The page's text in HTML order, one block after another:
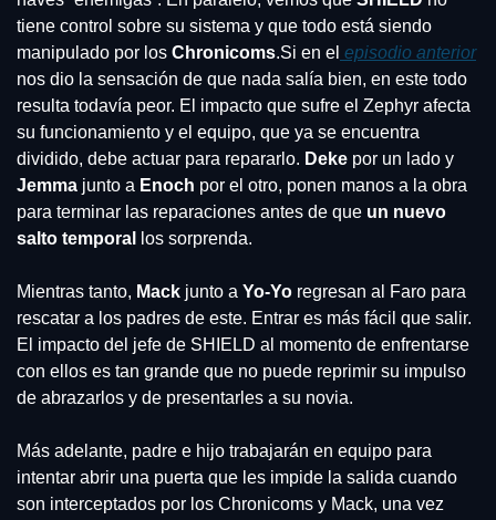
tiene control sobre su sistema y que todo está siendo
manipulado por los Chronicoms.Si en el episodio anterior
nos dio la sensación de que nada salía bien, en este todo
resulta todavía peor. El impacto que sufre el Zephyr afecta
su funcionamiento y el equipo, que ya se encuentra
dividido, debe actuar para repararlo. Deke
Jemma junto a Enoch por el otro, ponen manos a la obra
para terminar las reparaciones antes de que un nuevo
salto temporal
los sorprenda.
Mientras tanto, Mack junto a Yo-Yo regresan al Faro para
rescatar a los padres de este. Entrar es más fácil que salir.
El impacto del jefe de SHIELD al momento de enfrentarse
con ellos es tan grande que no puede reprimir su impulso
de abrazarlos y de presentarles a su novia.
Más adelante, padre e hijo trabajarán en equipo para
intentar abrir una puerta que les impide la salida cuando
son interceptados por los Chronicoms y Mack, una vez